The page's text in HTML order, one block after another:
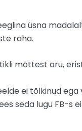
üsna
raha.
mõttest aru,
ei tõlkinud
seda lugu FB-s